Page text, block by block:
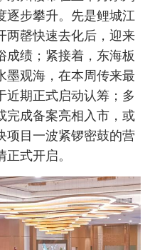
逐步攀升。先是鲤城江
两罄快速去化后，迎来
成绩；紧接着，东海板
墨观海，在本周传来最
期正式启动认筹；多
完成备案亮相入市，或
目一波紧锣密鼓的营
式开启。